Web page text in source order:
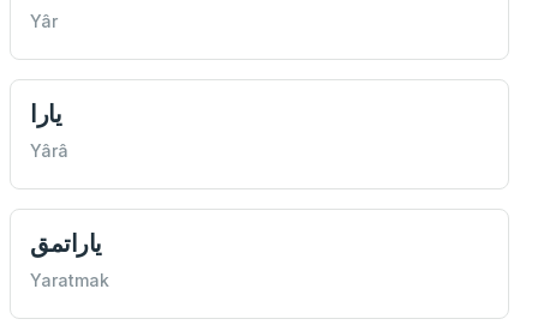
Yâr
يارا
Yârâ
ياراتمق
Yaratmak